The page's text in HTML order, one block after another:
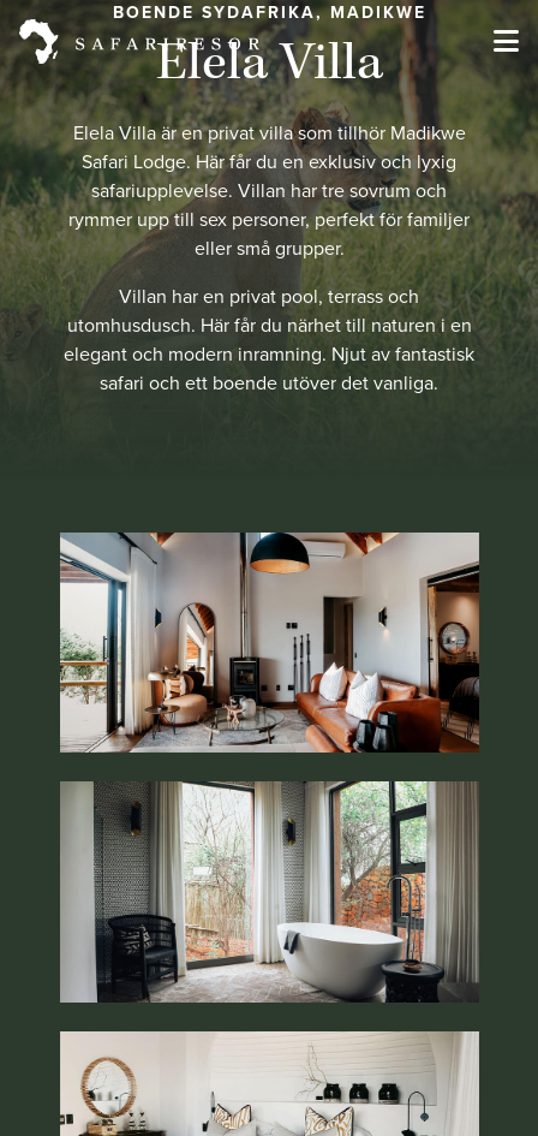
BOENDE SYDAFRIKA, MADIKWE
Elela Villa
Elela Villa är en privat villa som tillhör Madikwe
Safari Lodge. Här får du en exklusiv och lyxig
safariupplevelse. Villan har tre sovrum och
rymmer upp till sex personer, perfekt för familjer
eller små grupper.
Villan har en privat pool, terrass och
utomhusdusch. Här får du närhet till naturen i en
elegant och modern inramning. Njut av fantastisk
safari och ett boende utöver det vanliga.